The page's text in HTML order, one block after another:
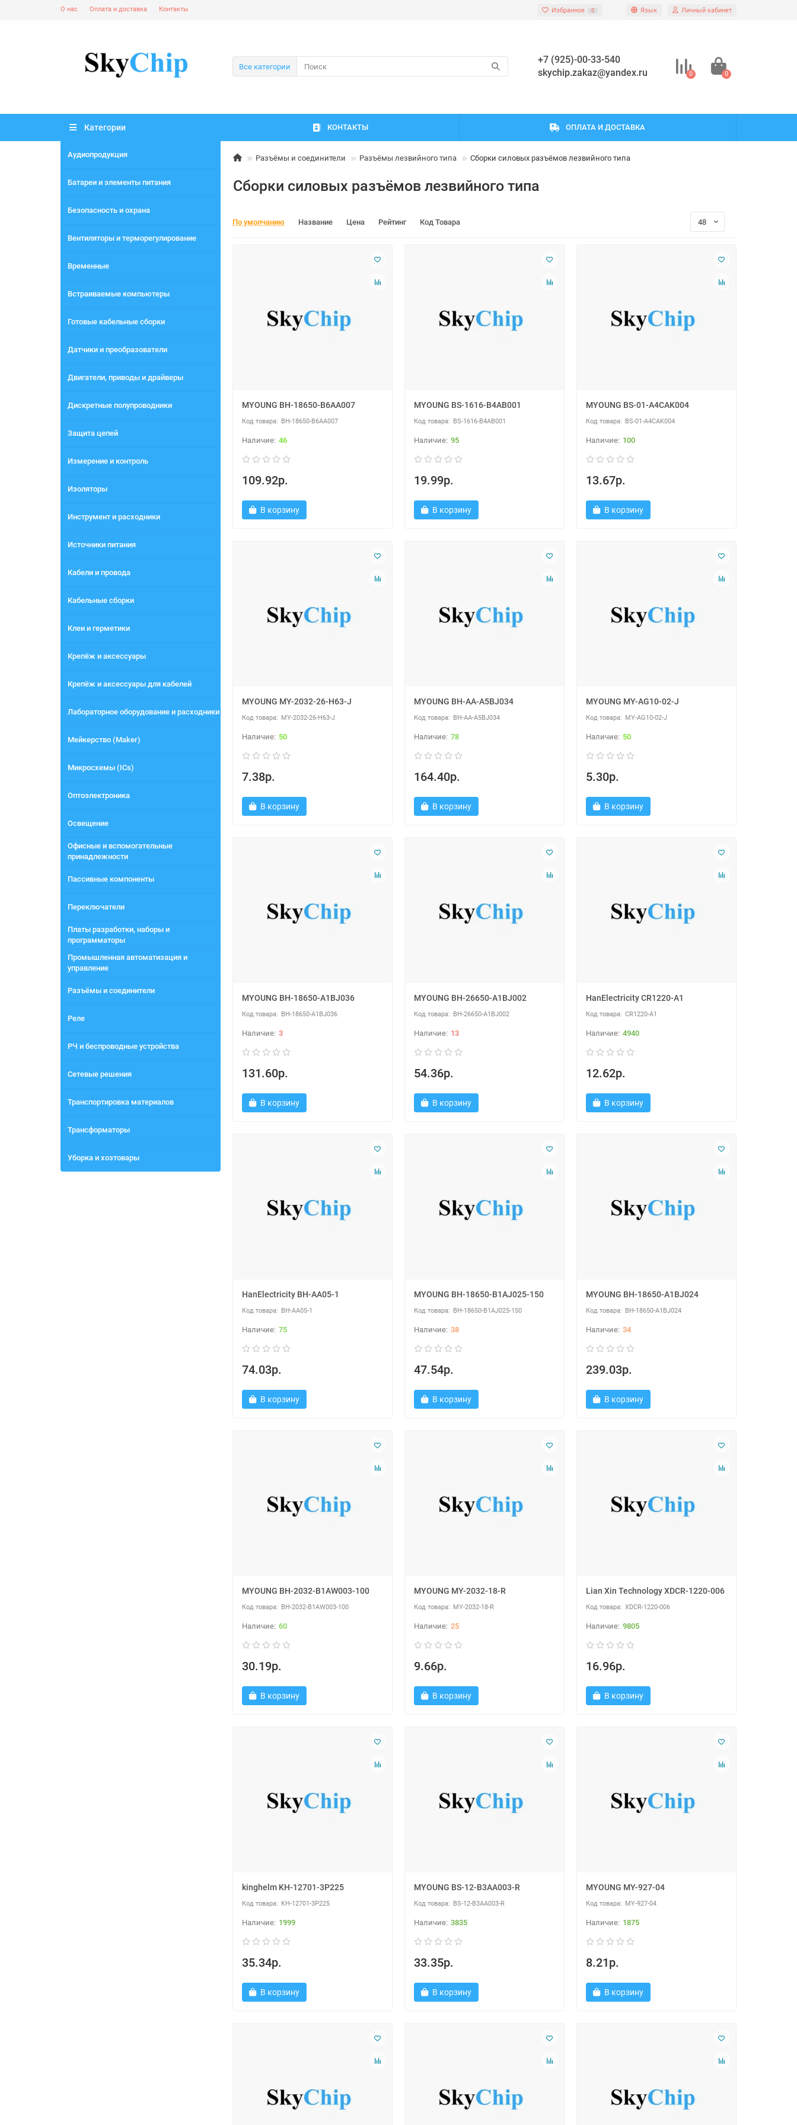
О нас Оплата и доставка Контакты Избранное 0 Язык Личный кабинет
Все категории
+7 (925)-00-33-540
skychip.zakaz@yandex.ru
0 0
Категории
Аудиопродукция
Батареи и элементы питания
Безопасность и охрана
Вентиляторы и терморегулирование
Временные
Встраиваемые компьютеры
Готовые кабельные сборки
Датчики и преобразователи
Двигатели, приводы и драйверы
Дискретные полупроводники
Защита цепей
Измерение и контроль
Изоляторы
Инструмент и расходники
Источники питания
Кабели и провода
Кабельные сборки
Клеи и герметики
Крепёж и аксессуары
Крепёж и аксессуары для кабелей
Лабораторное оборудование и расходники
Мейкерство (Maker)
Микросхемы (ICs)
Оптоэлектроника
Освещение
Офисные и вспомогательные
принадлежности
Пассивные компоненты
Переключатели
Платы разработки, наборы и
программаторы
Промышленная автоматизация и
управление
Разъёмы и соединители
Реле
РЧ и беспроводные устройства
Сетевые решения
Транспортировка материалов
Трансформаторы
Уборка и хозтовары
КОНТАКТЫ ОПЛАТА И ДОСТАВКА
Разъёмы и соединители Разъёмы лезвийного типа Сборки силовых разъёмов лезвийного типа
Сборки силовых разъёмов лезвийного типа
По умолчанию Название Цена Рейтинг Код Товара
MYOUNG BH-18650-B6AA007
BH-18650-B6AA007
46
109.92р.
В корзину
MYOUNG BS-1616-B4AB001
BS-1616-B4AB001
95
19.99р.
В корзину
MYOUNG BS-01-A4CAK004
BS-01-A4CAK004
100
13.67р.
В корзину
MYOUNG MY-2032-26-H63-J
MY-2032-26-H63-J
50
7.38р.
В корзину
MYOUNG BH-AA-A5BJ034
BH-AA-A5BJ034
78
164.40р.
В корзину
MYOUNG MY-AG10-02-J
MY-AG10-02-J
50
5.30р.
В корзину
MYOUNG BH-18650-A1BJ036
BH-18650-A1BJ036
3
131.60р.
В корзину
MYOUNG BH-26650-A1BJ002
BH-26650-A1BJ002
13
54.36р.
В корзину
HanElectricity CR1220-A1
CR1220-A1
4940
12.62р.
В корзину
HanElectricity BH-AA05-1
BH-AA05-1
75
74.03р.
В корзину
MYOUNG BH-18650-B1AJ025-150
BH-18650-B1AJ025-150
38
47.54р.
В корзину
MYOUNG BH-18650-A1BJ024
BH-18650-A1BJ024
34
239.03р.
В корзину
MYOUNG BH-2032-B1AW003-100
BH-2032-B1AW003-100
60
30.19р.
В корзину
MYOUNG MY-2032-18-R
MY-2032-18-R
25
9.66р.
В корзину
Lian Xin Technology XDCR-1220-006
XDCR-1220-006
9805
16.96р.
В корзину
kinghelm KH-12701-3P225
KH-12701-3P225
1999
35.34р.
В корзину
MYOUNG BS-12-B3AA003-R
BS-12-B3AA003-R
3835
33.35р.
В корзину
MYOUNG MY-927-04
MY-927-04
1875
8.21р.
В корзину